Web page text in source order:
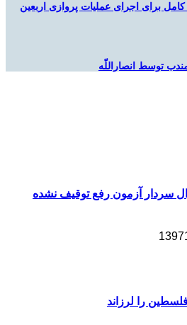
برای اجرای عملیات پروازی اربعین
توسط انصاراللّه
سردار آزمون رفع توقیف نشده